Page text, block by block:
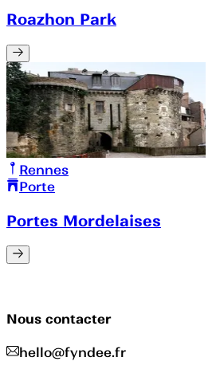
Roazhon Park
Rennes
Porte
Portes Mordelaises
Nous contacter
hello@fyndee.fr